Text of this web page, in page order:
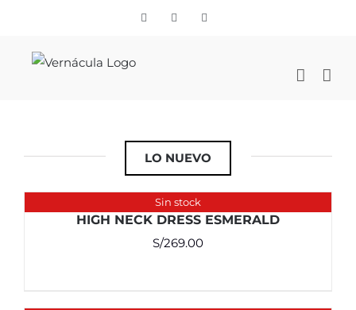
content
Vimeo Facebook
LO NUEVO
Sin stock
HIGH NECK DRESS ESMERALD
S/269.00